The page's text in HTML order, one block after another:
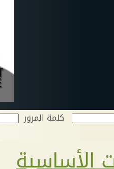
كلمة المرور